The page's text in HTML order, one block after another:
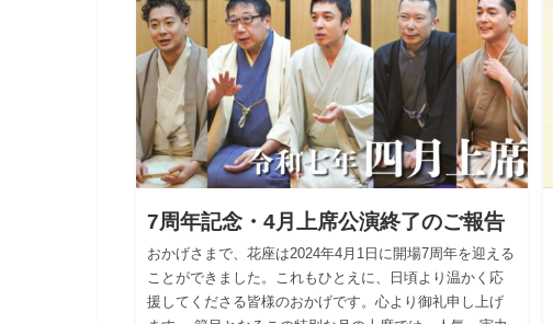
7周年記念・4月上席公演終了のご報告
おかげさまで、花座は2024年4月1日に開場7周年を迎える
ことができました。これもひとえに、日頃より温かく応
援してくださる皆様のおかげです。心より御礼申し上げ